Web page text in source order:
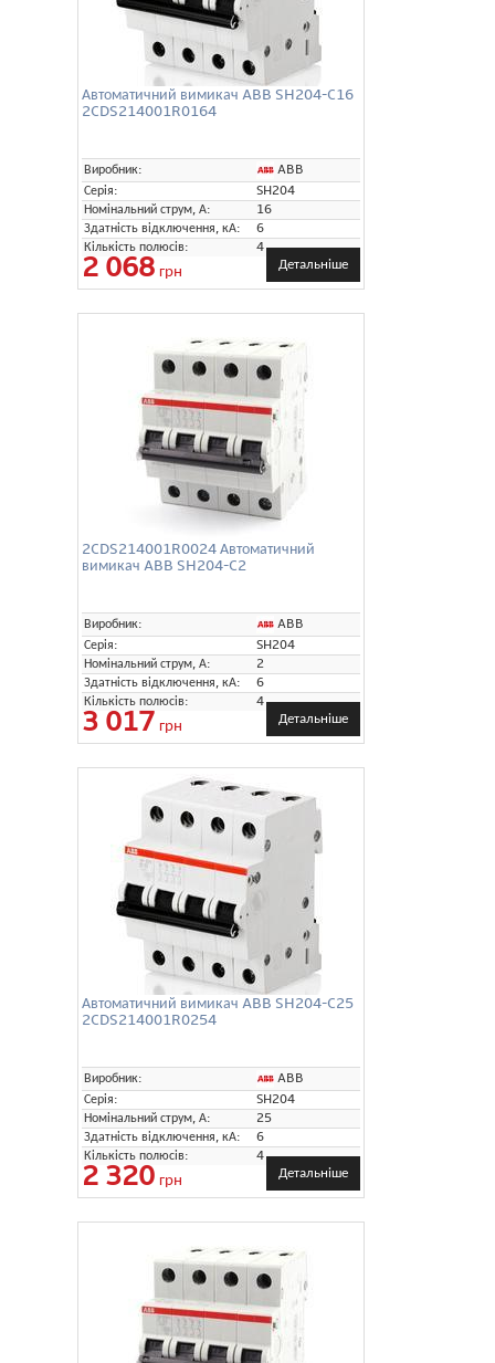
Автоматичний вимикач ABB SH204-C16
2CDS214001R0164
Виробник:
ABB
Серія:
SH204
Номінальний струм, А:
16
Здатність відключення, кА:
6
Кількість полюсів:
4
2 068 грн Детальніше
2CDS214001R0024 Автоматичний
вимикач ABB SH204-C2
Виробник:
ABB
Серія:
SH204
Номінальний струм, А:
2
Здатність відключення, кА:
6
Кількість полюсів:
4
3 017 грн Детальніше
Автоматичний вимикач ABB SH204-C25
2CDS214001R0254
Виробник:
ABB
Серія:
SH204
Номінальний струм, А:
25
Здатність відключення, кА:
6
Кількість полюсів:
4
2 320 грн Детальніше